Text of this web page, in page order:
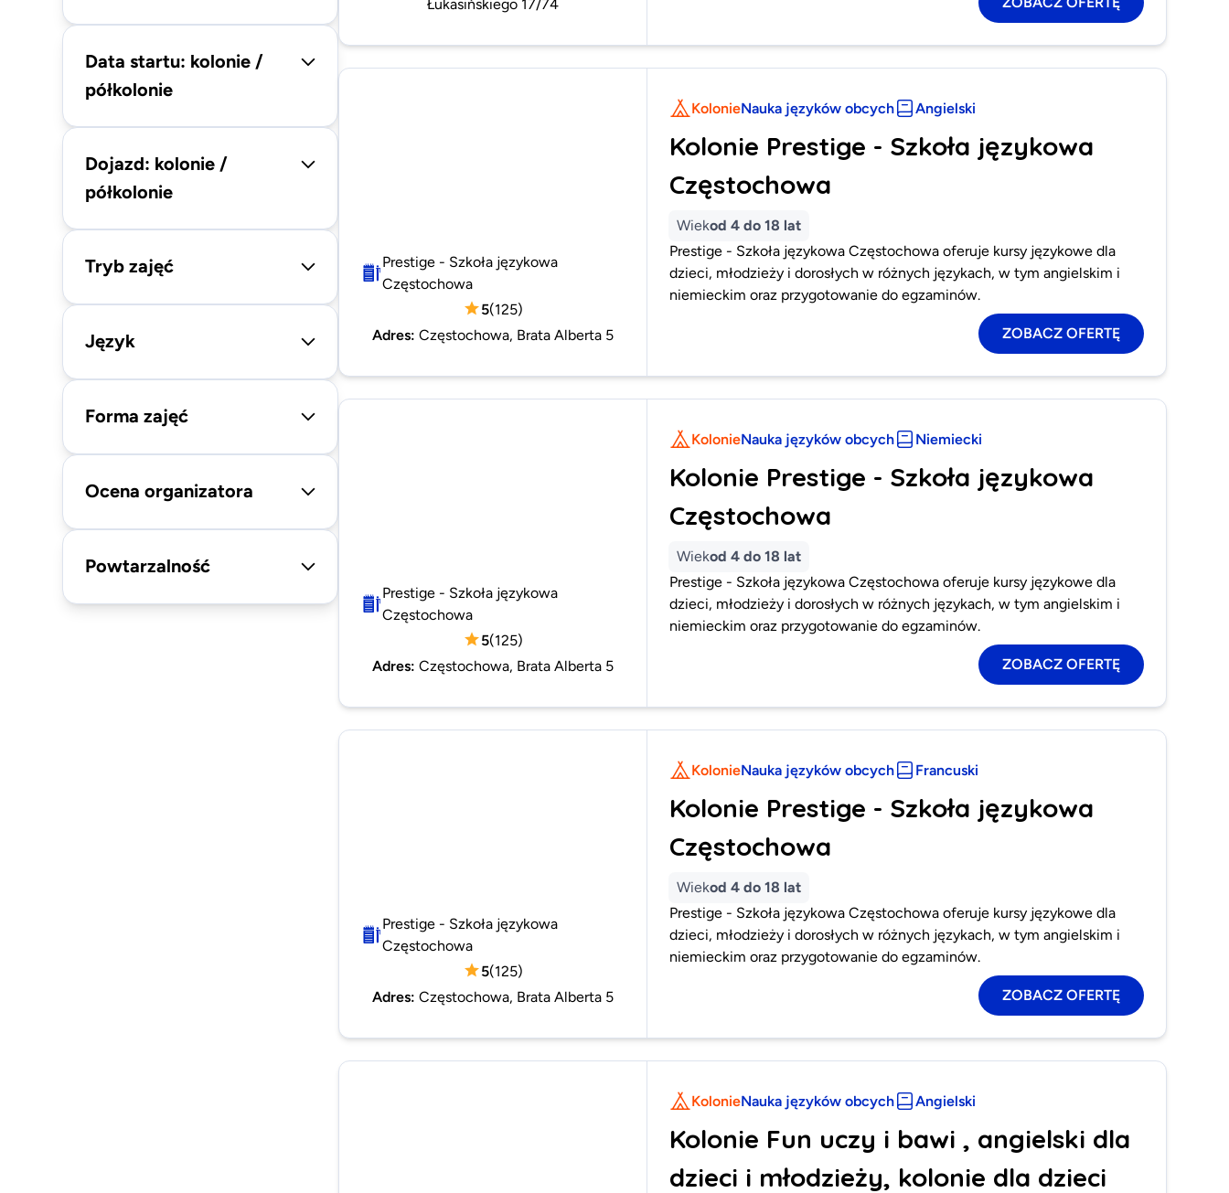
Data startu: kolonie /
półkolonie
Dojazd: kolonie /
półkolonie
Tryb zajęć
Język
Forma zajęć
Ocena organizatora
Powtarzalność
Prestige - Szkoła językowa
Częstochowa
5(125)
Adres: Częstochowa, Brata Alberta 5
KolonieNauka języków obcych Angielski
Kolonie Prestige - Szkoła językowa
Częstochowa
Wiekod 4 do 18 lat
Prestige - Szkoła językowa Częstochowa oferuje kursy językowe dla
dzieci, młodzieży i dorosłych w różnych językach, w tym angielskim i
niemieckim oraz przygotowanie do egzaminów.
ZOBACZ OFERTĘ
Prestige - Szkoła językowa
Częstochowa
5(125)
Adres: Częstochowa, Brata Alberta 5
KolonieNauka języków obcych Niemiecki
Kolonie Prestige - Szkoła językowa
Częstochowa
Wiekod 4 do 18 lat
Prestige - Szkoła językowa Częstochowa oferuje kursy językowe dla
dzieci, młodzieży i dorosłych w różnych językach, w tym angielskim i
niemieckim oraz przygotowanie do egzaminów.
ZOBACZ OFERTĘ
Prestige - Szkoła językowa
Częstochowa
5(125)
Adres: Częstochowa, Brata Alberta 5
KolonieNauka języków obcych Francuski
Kolonie Prestige - Szkoła językowa
Częstochowa
Wiekod 4 do 18 lat
Prestige - Szkoła językowa Częstochowa oferuje kursy językowe dla
dzieci, młodzieży i dorosłych w różnych językach, w tym angielskim i
niemieckim oraz przygotowanie do egzaminów.
ZOBACZ OFERTĘ
KolonieNauka języków obcych Angielski
Kolonie Fun uczy i bawi , angielski dla
dzieci i młodzieży, kolonie dla dzieci